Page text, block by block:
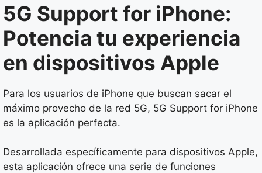
5G Support for iPhone:
Potencia tu experiencia
en dispositivos Apple
Para los usuarios de iPhone que buscan sacar el
máximo provecho de la red 5G, 5G Support for iPhone
es la aplicación perfecta.
Desarrollada específicamente para dispositivos Apple,
esta aplicación ofrece una serie de funciones